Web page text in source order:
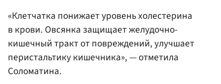
«Клетчатка понижает уровень холестерина
в крови. Овсянка защищает желудочно-
кишечный тракт от повреждений, улучшает
перистальтику кишечника», — отметила
Соломатина.